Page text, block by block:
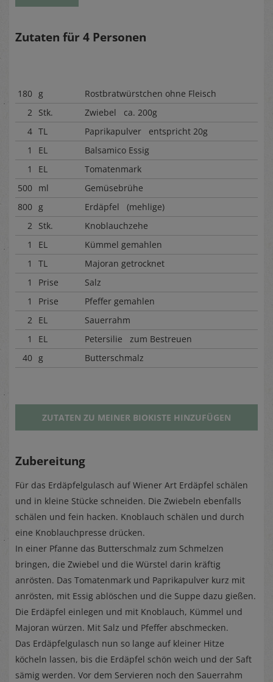
Zutaten für 4 Personen
180 g
Rostbratwürstchen ohne Fleisch
2 Stk.
Zwiebel ca. 200g
4 TL
Paprikapulver entspricht 20g
1
EL
Balsamico Essig
1
EL
Tomatenmark
500 ml
Gemüsebrühe
800 g
Erdäpfel (mehlige)
2 Stk.
Knoblauchzehe
1
EL
Kümmel gemahlen
1
TL
Majoran getrocknet
1
Prise
Salz
1
Prise
Pfeffer gemahlen
2 EL
Sauerrahm
1
EL
Petersilie zum Bestreuen
40 g Butterschmalz
ZUTATEN ZU MEINER BIOKISTE HINZUFÜGEN
Zubereitung
Für das Erdäpfelgulasch auf Wiener Art Erdäpfel schälen
und in kleine Stücke schneiden. Die Zwiebeln ebenfalls
schälen und fein hacken. Knoblauch schälen und durch
eine Knoblauchpresse drücken.
In einer Pfanne das Butterschmalz zum Schmelzen
bringen, die Zwiebel und die Würstel darin kräftig
anrösten. Das Tomatenmark und Paprikapulver kurz mit
anrösten, mit Essig ablöschen und die Suppe dazu gießen.
Die Erdäpfel einlegen und mit Knoblauch, Kümmel und
Majoran würzen. Mit Salz und Pfeffer abschmecken.
Das Erdäpfelgulasch nun so lange auf kleiner Hitze
köcheln lassen, bis die Erdäpfel schön weich und der Saft
sämig werden. Vor dem Servieren noch den Sauerrahm